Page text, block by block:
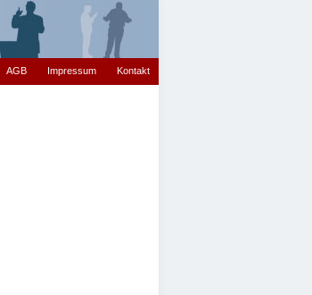
AGB Impressum Kontakt